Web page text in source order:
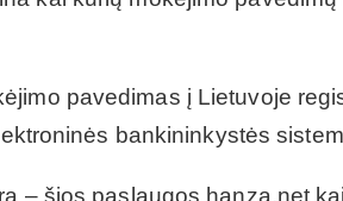
pavedimas į Lietuvoje
bankininkystės
– šios paslaugos hanza.net